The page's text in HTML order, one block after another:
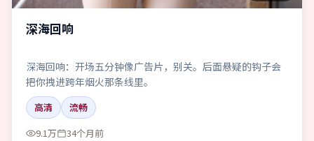
深海回响
深海回响：开场五分钟像广告片，别关。后面悬疑的钩子会
把你拽进跨年烟火那条线里。
高清
流畅
9.1万
34个月前